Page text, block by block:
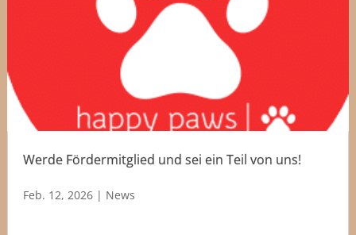
Werde Fördermitglied und sei ein Teil von uns!
Feb. 12, 2026| News